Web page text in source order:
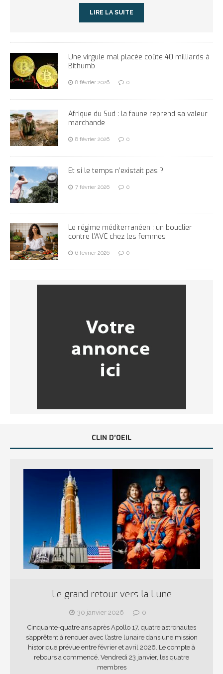
LIRE LA SUITE
Une virgule mal placée coûte 40 milliards à
Bithumb
8 février 2026 0
Afrique du Sud : la faune reprend sa valeur
marchande
8 février 2026 0
Et si le temps n’existait pas ?
7 février 2026 0
Le régime méditerranéen : un bouclier
contre l’AVC chez les femmes
6 février 2026 0
CLIN D’OEIL
Le grand retour vers la Lune
30 janvier 2026
0
Cinquante-quatre ans après Apollo 17, quatre astronautes
s’apprêtent à renouer avec l’astre lunaire dans une mission
historique prévue entre février et avril 2026. Le compte à
rebours a commencé. Vendredi 23 janvier, les quatre
membres